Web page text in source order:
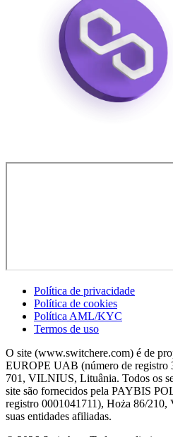
Política de privacidade
Política de cookies
Política AML/KYC
Termos de uso
O site (www.switchere.com) é de
EUROPE UAB (número de
701, VILNIUS, Lituânia. Todos os
site são fornecidos pela PAYBIS
registro 0001041711), Hoża 86/210,
suas entidades afiliadas.